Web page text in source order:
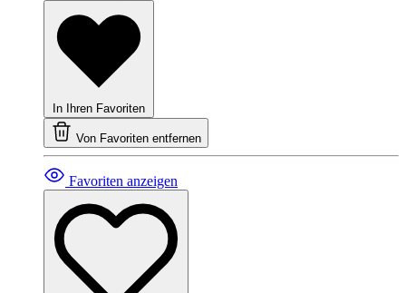
In Ihren Favoriten
Von Favoriten entfernen
Favoriten anzeigen